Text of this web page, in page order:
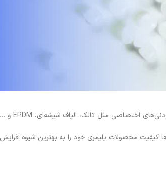
کامپاند پلی پروپیلن مهم‌ترین ماده در تولید محصولات پلیمری است. ساخت آن بوسیله‌ی ترکیب پایه پلیمری با افزودنی‌های اختصاصی مثل تالک، الیاف شیشه‌ای، EPDM و …
کیفیت محصولات پلیمری خود را به بهترین شیوه افزایش